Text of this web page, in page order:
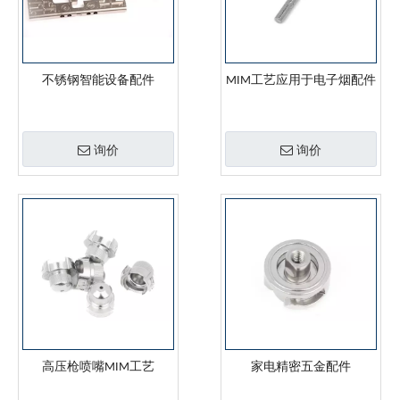
不锈钢智能设备配件
询价
MIM工艺应用于电子烟配件
询价
高压枪喷嘴MIM工艺 家电精密五金配件